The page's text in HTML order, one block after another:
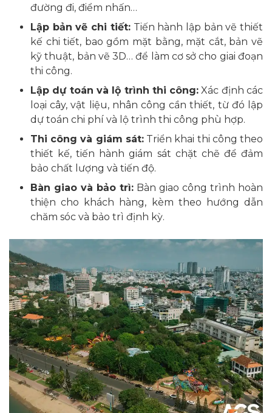
đường đi, điểm nhấn…
Lập bản vẽ chi tiết:Tiến hành lập bản vẽ thiết
kế chi tiết, bao gồm mặt bằng, mặt cắt, bản vẽ
kỹ thuật, bản vẽ 3D… để làm cơ sở cho giai đoạn
thi công.
Lập dự toán và lộ trình thi công: Xác định các
loại cây, vật liệu, nhân công cần thiết, từ đó lập
dự toán chi phí và lộ trình thi công phù hợp.
Thi công và giám sát:Triển khai thi công theo
thiết kế, tiến hành giám sát chặt chẽ để đảm
bảo chất lượng và tiến độ.
Bàn giao và bảo trì: Bàn giao công trình hoàn
thiện cho khách hàng, kèm theo hướng dẫn
chăm sóc và bảo trì định kỳ.